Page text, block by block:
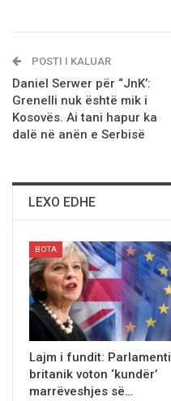
POSTI I KALUAR
Daniel Serwer për “JnK’:
Grenelli nuk është mik i
Kosovës. Ai tani hapur ka
dalë në anën e Serbisë
LEXO EDHE
BOTA
Lajm i fundit: Parlamenti
britanik voton ‘kundër’
marrëveshjes së…